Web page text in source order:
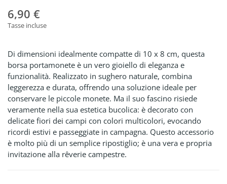
6,90 €
Tasse incluse
Di dimensioni idealmente compatte di 10 x 8 cm, questa
borsa portamonete è un vero gioiello di eleganza e
funzionalità. Realizzato in sughero naturale, combina
leggerezza e durata, offrendo una soluzione ideale per
conservare le piccole monete. Ma il suo fascino risiede
veramente nella sua estetica bucolica: è decorato con
delicate fiori dei campi con colori multicolori, evocando
ricordi estivi e passeggiate in campagna. Questo accessorio
è molto più di un semplice ripostiglio; è una vera e propria
invitazione alla rêverie campestre.